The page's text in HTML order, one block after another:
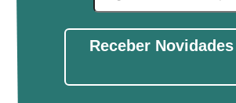
Receber Novidades